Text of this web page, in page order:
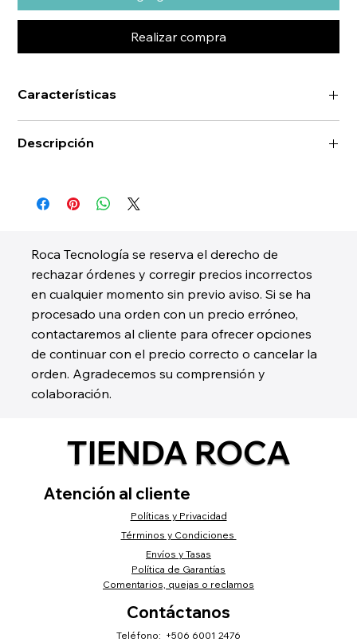
Roca Tecnología se reserva el derecho de
rechazar órdenes y corregir precios incorrectos
en cualquier momento sin previo aviso. Si se ha
procesado una orden con un precio erróneo,
contactaremos al cliente para ofrecer opciones
de continuar con el precio correcto o cancelar la
orden. Agradecemos su comprensión y
colaboración.
Realizar compra
Características
Descripción
TIENDA ROCA
Atención al cliente
Políticas y Privacidad
Términos y Condiciones
Envíos y Tasas
Política de Garantías
Comentarios, quejas o reclamos
Contáctanos
Teléfono: +506 6001 2476